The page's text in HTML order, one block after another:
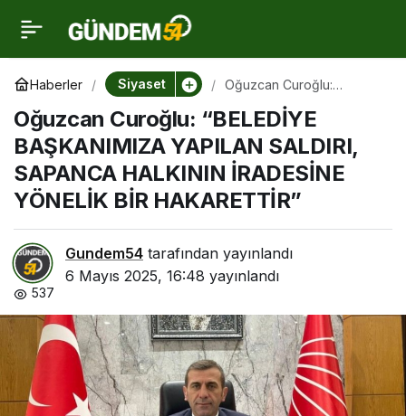
Haberler Siyaset
Oğuzcan Curoğlu:
YAPILAN SALDIRI,
SAPANCA HALKININ
İRADESİNE YÖNELİK BİR
HAKARETTİR”
Oğuzcan Curoğlu: “BELEDİYE
BAŞKANIMIZA YAPILAN SALDIRI,
SAPANCA HALKININ İRADESİNE
YÖNELİK BİR HAKARETTİR”
Gundem54 tarafından yayınlandı
6 Mayıs 2025, 16:48 yayınlandı
537
Oğuzcan Curoğlu:
“BELEDİYE
BAŞKANIMIZA YAPILAN
SALDIRI, SAPANCA
YÖNELİK BİR
HAKARETTİR”